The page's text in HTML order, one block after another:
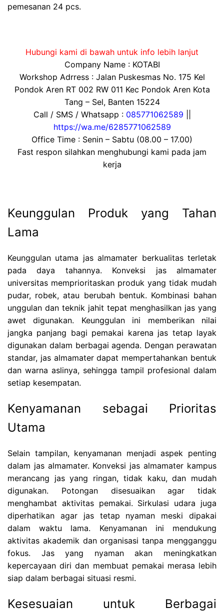
pemesanan 24 pcs.
Hubungi kami di bawah untuk info lebih lanjut
Company Name : KOTABI
Workshop Adrress : Jalan Puskesmas No. 175 Kel
Pondok Aren RT 002 RW 011 Kec Pondok Aren Kota
Tang – Sel, Banten 15224
Call / SMS / Whatsapp : 085771062589
https://wa.me/6285771062589
Office Time : Senin – Sabtu (08.00 – 17.00)
Fast respon silahkan menghubungi kami pada jam
kerja
Keunggulan Produk yang Tahan
Lama
Keunggulan utama jas almamater berkualitas terletak
pada daya tahannya. Konveksi jas almamater
universitas memprioritaskan produk yang tidak mudah
pudar, robek, atau berubah bentuk. Kombinasi bahan
unggulan dan teknik jahit tepat menghasilkan jas yang
awet digunakan. Keunggulan ini memberikan nilai
jangka panjang bagi pemakai karena jas tetap layak
digunakan dalam berbagai agenda. Dengan perawatan
standar, jas almamater dapat mempertahankan bentuk
dan warna aslinya, sehingga tampil profesional dalam
setiap kesempatan.
Kenyamanan sebagai Prioritas
Utama
Selain tampilan, kenyamanan menjadi aspek penting
dalam jas almamater. Konveksi jas almamater kampus
merancang jas yang ringan, tidak kaku, dan mudah
digunakan. Potongan disesuaikan agar tidak
menghambat aktivitas pemakai. Sirkulasi udara juga
diperhatikan agar jas tetap nyaman meski dipakai
dalam waktu lama. Kenyamanan ini mendukung
aktivitas akademik dan organisasi tanpa mengganggu
fokus. Jas yang nyaman akan meningkatkan
kepercayaan diri dan membuat pemakai merasa lebih
siap dalam berbagai situasi resmi.
Kesesuaian untuk Berbagai